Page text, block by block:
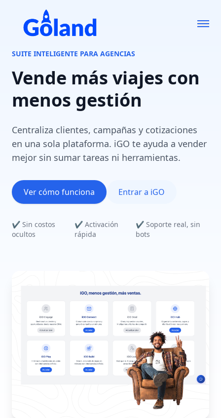
SUITE INTELIGENTE PARA AGENCIAS
Vende más viajes con
menos gestión
Centraliza clientes, campañas y cotizaciones
en una sola plataforma. iGO te ayuda a vender
mejor sin sumar tareas ni herramientas.
Ver cómo funciona Entrar a iGO
✔ Sin costos
ocultos
✔ Activación
rápida
✔ Soporte real, sin
bots